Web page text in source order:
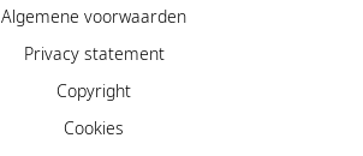
Algemene voorwaarden
Privacy statement
Copyright
Cookies